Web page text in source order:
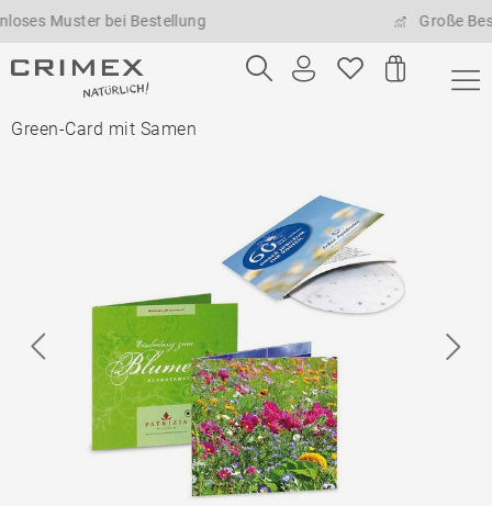
Muster bei Bestellung Große
Green-Card mit Samen